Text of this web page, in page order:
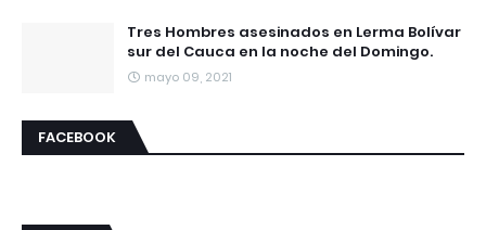
Tres Hombres asesinados en Lerma Bolívar
sur del Cauca en la noche del Domingo.
mayo 09, 2021
FACEBOOK